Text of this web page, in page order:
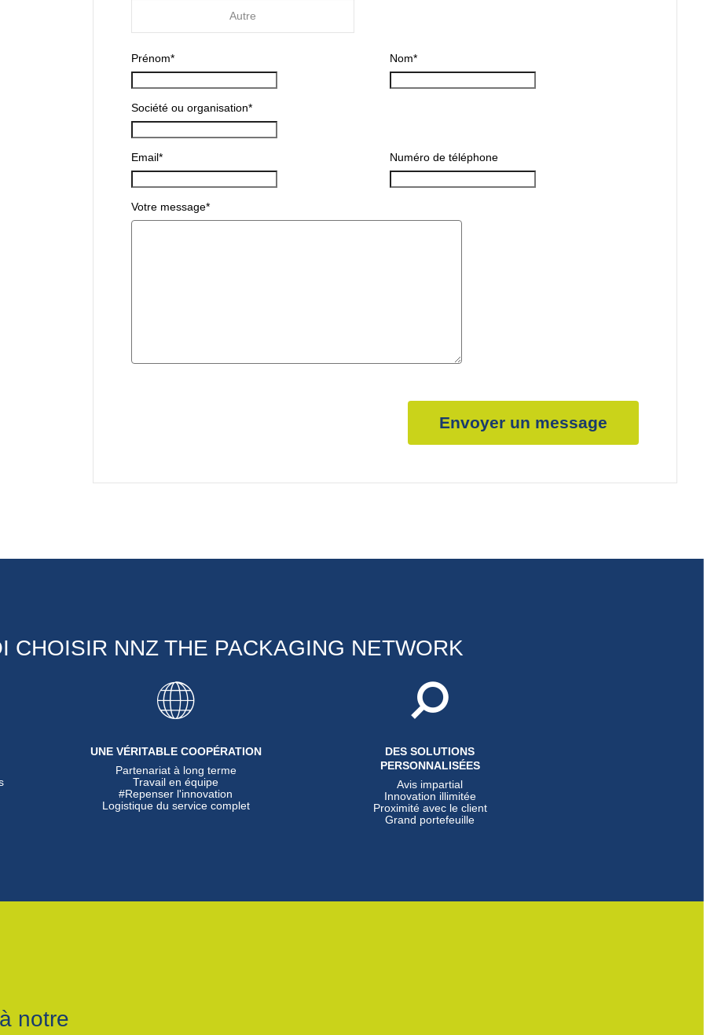
Autre
Prénom* Nom*
Société ou organisation*
Email* Numéro de téléphone
Votre message*
Envoyer un message
CHOISIR NNZ THE PACKAGING NETWORK
UNE VÉRITABLE COOPÉRATION
Partenariat à long terme
Travail en équipe
#Repenser l'innovation
Logistique du service complet
DES SOLUTIONS
PERSONNALISÉES
Avis impartial
Innovation illimitée
Proximité avec le client
Grand portefeuille
notre